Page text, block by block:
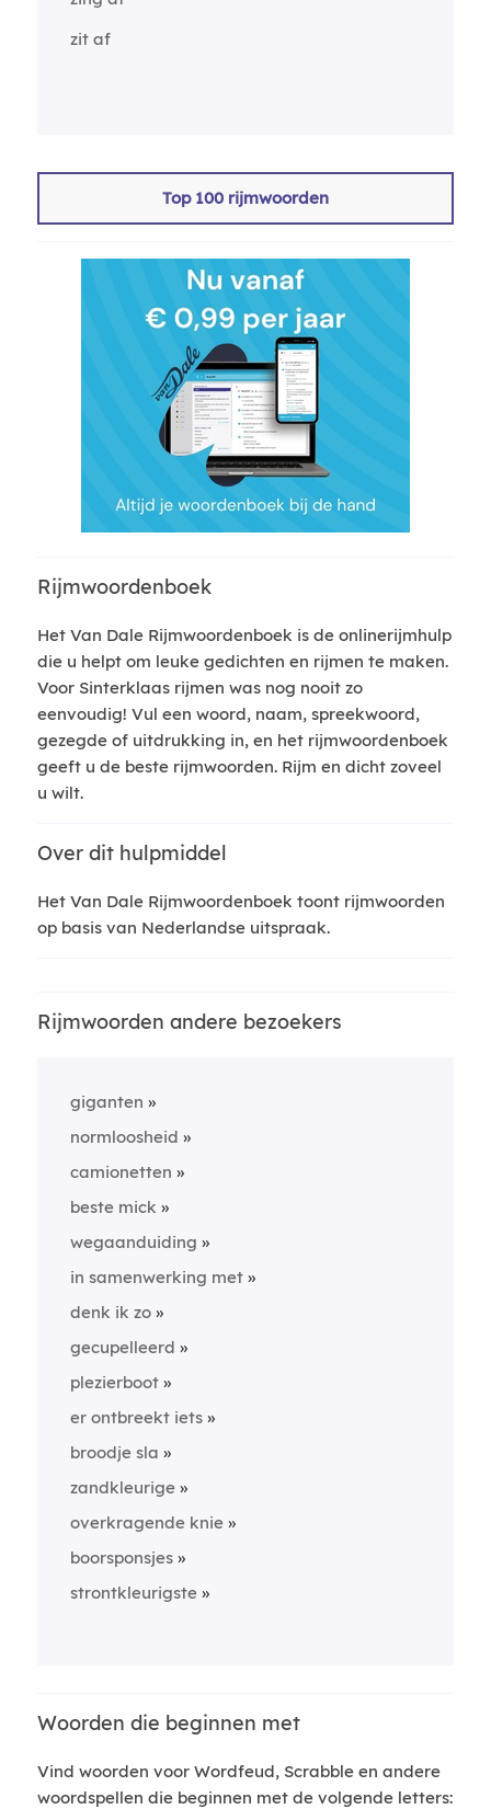
zit af
Top 100 rijmwoorden
Rijmwoordenboek
Het Van Dale Rijmwoordenboek is de onlinerijmhulp
die u helpt om leuke gedichten en rijmen te maken.
Voor Sinterklaas rijmen was nog nooit zo
eenvoudig! Vul een woord, naam, spreekwoord,
gezegde of uitdrukking in, en het rijmwoordenboek
geeft u de beste rijmwoorden. Rijm en dicht zoveel
u wilt.
Over dit hulpmiddel
Het Van Dale Rijmwoordenboek toont rijmwoorden
op basis van Nederlandse uitspraak.
Rijmwoorden andere bezoekers
giganten
normloosheid
camionetten
beste mick
wegaanduiding
in samenwerking met
denk ik zo
gecupelleerd
plezierboot
er ontbreekt iets
broodje sla
zandkleurige
overkragende knie
boorsponsjes
strontkleurigste
Woorden die beginnen met
Vind woorden voor Wordfeud, Scrabble en andere
woordspellen die beginnen met de volgende letters: